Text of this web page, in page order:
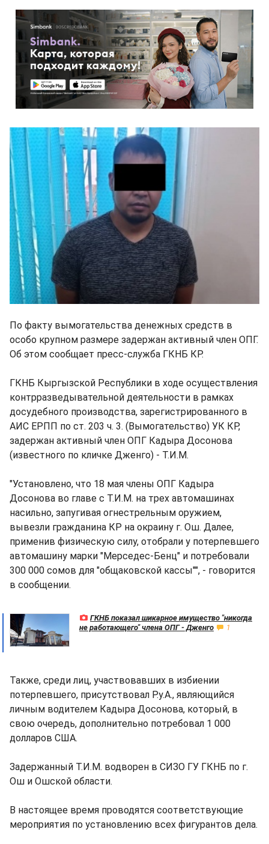
По факту вымогательства денежных средств в
особо крупном размере задержан активный член ОПГ.
Об этом сообщает пресс-служба ГКНБ КР.
ГКНБ Кыргызской Республики в ходе осуществления
контрразведывательной деятельности в рамках
досудебного производства, зарегистрированного в
АИС ЕРПП по ст. 203 ч. 3. (Вымогательство) УК КР,
задержан активный член ОПГ Кадыра Досонова
(известного по кличке Дженго) - Т.И.М.
"Установлено, что 18 мая члены ОПГ Кадыра
Досонова во главе с Т.И.М. на трех автомашинах
насильно, запугивая огнестрельным оружием,
вывезли гражданина КР на окраину г. Ош. Далее,
применив физическую силу, отобрали у потерпевшего
автомашину марки "Мерседес-Бенц" и потребовали
300 000 сомов для "общаковской кассы"", - говорится
в сообщении.
ГКНБ показал шикарное имущество "никогда
не работающего" члена ОПГ - Дженго
1
Также, среди лиц, участвовавших в избиении
потерпевшего, присутствовал Р.у.А., являющийся
личным водителем Кадыра Досонова, который, в
свою очередь, дополнительно потребовал 1 000
долларов США.
Задержанный Т.И.М. водворен в СИЗО ГУ ГКНБ по г.
Ош и Ошской области.
В настоящее время проводятся соответствующие
мероприятия по установлению всех фигурантов дела.